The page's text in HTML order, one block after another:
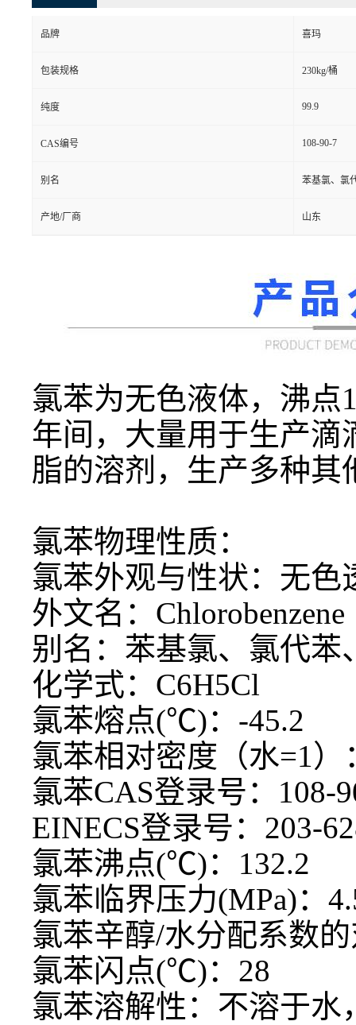
品牌 喜玛
包装规格 230kg/桶
纯度 99.9
CAS编号 108-90-7
别名 苯基氯、氯
产地/厂商 山东
氯苯为无色液体，沸点
年间，大量用于生产
脂的溶剂，生产多种
氯苯物理性质：
氯苯外观与性状：无
外文名： Chlorobenzene
别名：苯基氯、氯代苯
化学式： C6H5Cl
氯苯熔点(℃)：-45.2
氯苯相对密度（水=1）
氯苯CAS登录号：108-
EINECS登录号：203-
氯苯沸点(℃)：132.2
氯苯临界压力(MPa)：
氯苯辛醇/水分配系数
氯苯闪点(℃)：28
氯苯溶解性：不溶于